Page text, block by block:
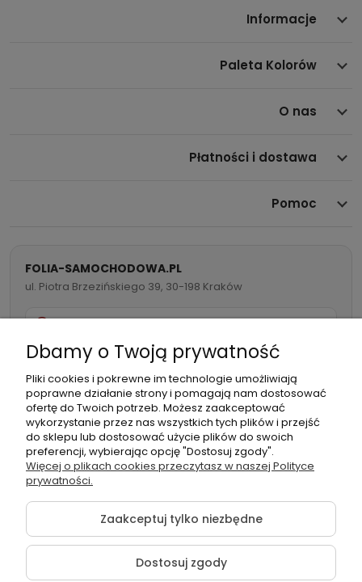
powierzchnią rzepową (system haczyk-pętelka),
zapewniający wielokrotne użycie bez utraty właściwości
Czarna, uniwersalna taśma, dyskretna i
Uniwersalne możliwości
motoryzacyjnych, a także w domowym garażu. Opaska
rzepowa jest niezastąpiona przy:
organizowaniu narzędzi, przewodów pneumatycznych i
elektrycznych
separacji materiałów eksploatacyjnych i akcesoriów
motoryzacyjnych
kompaktowym przechowywaniu elementów podczas
transportu
Dzięki możliwości wielokrotnego użycia i dopasowania
długości, organizer do kabli i folii jest praktycznym
akcesorium w profesjonalnych zastosowaniach
motoryzacyjnych, jak i podczas majsterkowania.
Organizacja i porządek – czyli co
Informacje
Paleta Kolorów
O nas
Płatności i dostawa
Pomoc
FOLIA-SAMOCHODOWA.PL
ul. Piotra Brzezińskiego 39, 30-198 Kraków
732 082 998
info@folia-samochodowa.pl
Podmiot
odpowiedzialny:
Folia samochodowa Zachariasz
Sp.k.
Dbamy o Twoją prywatność
Pliki cookies i pokrewne im technologie umożliwiają
poprawne działanie strony i pomagają nam dostosować
ofertę do Twoich potrzeb. Możesz zaakceptować
wykorzystanie przez nas wszystkich tych plików i przejść
do sklepu lub dostosować użycie plików do swoich
preferencji, wybierając opcję "Dostosuj zgody".
Więcej o plikach cookies przeczytasz w naszej Polityce
prywatności.
Zaakceptuj tylko niezbędne
Dostosuj zgody